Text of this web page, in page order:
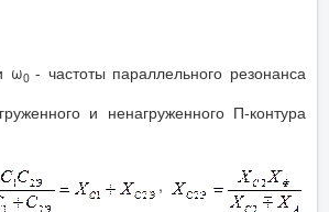
ω0- частоты параллельного резонанса
и ненагруженного П-контура
,